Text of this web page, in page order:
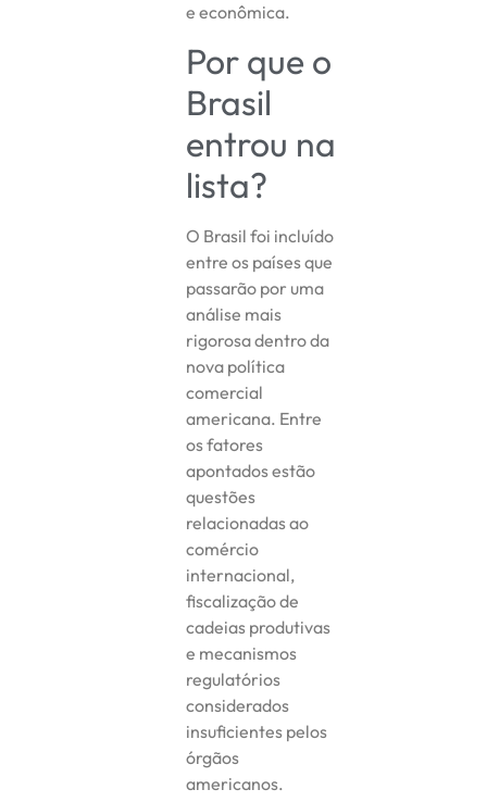
e econômica.
Por que o
Brasil
entrou na
lista?
O Brasil foi incluído
entre os países que
passarão por uma
análise mais
rigorosa dentro da
nova política
comercial
americana. Entre
os fatores
apontados estão
questões
relacionadas ao
comércio
internacional,
fiscalização de
cadeias produtivas
e mecanismos
regulatórios
considerados
insuficientes pelos
órgãos
americanos.